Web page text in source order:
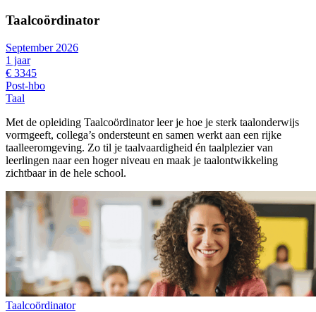
Taalcoördinator
September 2026
1 jaar
€ 3345
Post-hbo
Taal
Met de opleiding Taalcoördinator leer je hoe je sterk taalonderwijs
vormgeeft, collega’s ondersteunt en samen werkt aan een rijke
taalleeromgeving. Zo til je taalvaardigheid én taalplezier van
leerlingen naar een hoger niveau en maak je taalontwikkeling
zichtbaar in de hele school.
Taalcoördinator